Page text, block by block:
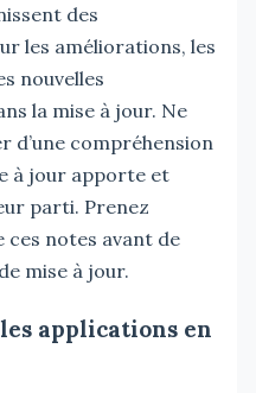
des
les améliorations, les
nouvelles
la mise à jour. Ne
d’une compréhension
à jour apporte et
parti. Prenez
ces notes avant de
mise à jour.
applications en